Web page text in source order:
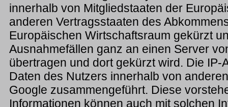
innerhalb von Mitgliedstaaten der
anderen Vertragsstaaten des
Europäischen Wirtschaftsraum gekürzt
Ausnahmefällen ganz an einen Server
übertragen und dort gekürzt wird. Die IP-
Daten des Nutzers innerhalb von
Google zusammengeführt. Diese
Informationen können auch mit solchen